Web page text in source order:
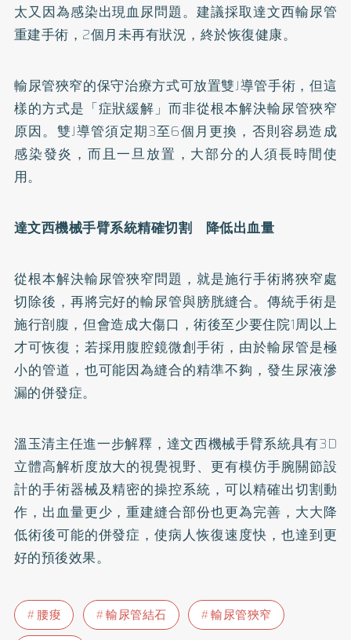
太又因為感染出現血尿問題。建議採取達文西輸尿管
重建手術，2個月未再有狀況，終於恢復健康。
輸尿管狹窄的保守治療方式可放置雙J導管手術，但這
樣的方式是「症狀緩解」而非從根本解決輸尿管狹窄
原因。雙J導管須定期3至6個月更換，否則容易造成
感染發炎，而且一旦放置，大部分的人須長時間使
用。
達文西機械手臂系統精確切割 降低出血量
從根本解決輸尿管狹窄問題，就是施行手術將狹窄處
切除後，再將完好的輸尿管與膀胱縫合。傳統手術是
施行剖腹，但會造成大傷口，術後至少要住院1周以上
才可恢復；若採用腹腔鏡微創手術，由於輸尿管是極
小的管道，也可能因為縫合的精準不夠，發生尿液滲
漏的併發症。
溫玉清主任進一步解釋，達文西機械手臂系統具有3D
立體高解析度放大的視覺視野、更有模仿手腕關節設
計的手術器械及精密的操控系統，可以精確出切割動
作，出血量更少，重建縫合部份也更為完善，大大降
低術後可能的併發症，使病人恢復速度快，也達到更
好的預後效果。
腰痠 輸尿管結石
輸尿管狹窄